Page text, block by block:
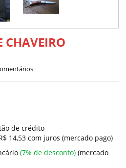
CHAVEIRO
de crédito
14,53 com juros (mercado pago)
(7% de desconto) (mercado